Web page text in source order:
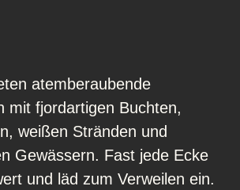
atemberaubende
mit fjordartigen Buchten,
weißen Stränden und
Gewässern. Fast jede Ecke
und läd zum Verweilen ein.